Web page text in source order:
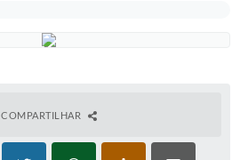
COMPARTILHAR